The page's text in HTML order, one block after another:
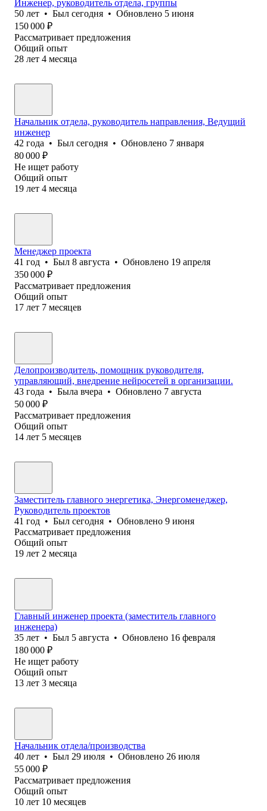
Инженер, руководитель отдела, группы
50 лет • Был сегодня • Обновлено 5 июня
150 000 ₽
Рассматривает предложения
Общий опыт
28 лет 4 месяца
Начальник отдела, руководитель направления, Ведущий
инженер
42 года • Был сегодня • Обновлено 7 января
80 000 ₽
Не ищет работу
Общий опыт
19 лет 4 месяца
Менеджер проекта
41 год • Был 8 августа • Обновлено 19 апреля
350 000 ₽
Рассматривает предложения
Общий опыт
17 лет 7 месяцев
Делопроизводитель, помощник руководителя,
управляющий, внедрение нейросетей в организации.
43 года • Была вчера • Обновлено 7 августа
50 000 ₽
Рассматривает предложения
Общий опыт
14 лет 5 месяцев
Заместитель главного энергетика, Энергоменеджер,
Руководитель проектов
41 год • Был сегодня • Обновлено 9 июня
Рассматривает предложения
Общий опыт
19 лет 2 месяца
Главный инженер проекта (заместитель главного
инженера)
35 лет • Был 5 августа • Обновлено 16 февраля
180 000 ₽
Не ищет работу
Общий опыт
13 лет 3 месяца
Начальник отдела/производства
40 лет • Был 29 июля • Обновлено 26 июля
55 000 ₽
Рассматривает предложения
Общий опыт
10 лет 10 месяцев